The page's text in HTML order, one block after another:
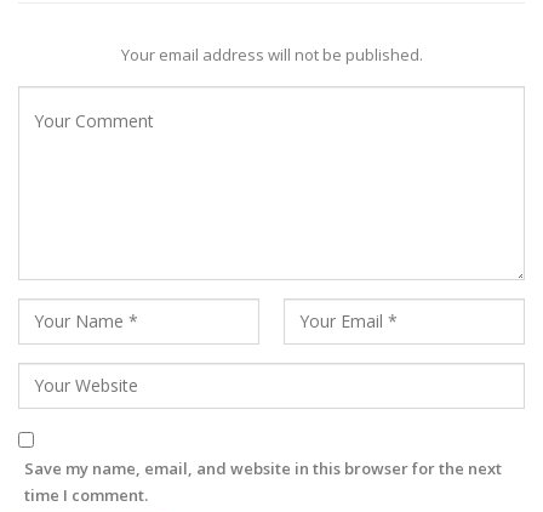
Your email address will not be published.
Save my name, email, and website in this browser for the next
time I comment.